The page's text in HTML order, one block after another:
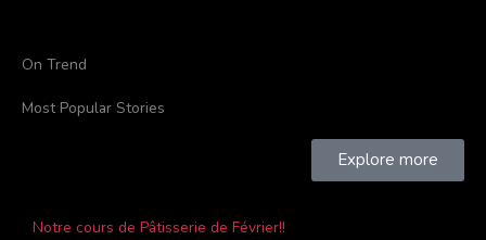
On Trend
Most Popular Stories
Explore more
Notre cours de Pâtisserie de Février!!